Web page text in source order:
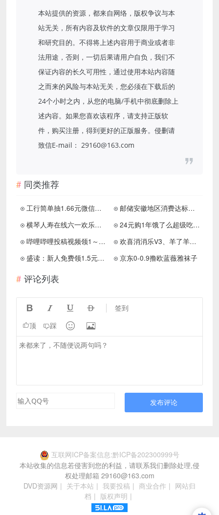
本站提供的资源，都来自网络，版权争议与本
站无关，所有内容及软件的文章仅限用于学习
和研究目的。不得将上述内容用于商业或者非
法用途，否则，一切后果请用户自负，我们不
保证内容的长久可用性，通过使用本站内容随
之而来的风险与本站无关，您必须在下载后的
24个小时之内，从您的电脑/手机中彻底删除上
述内容。如果您喜欢该程序，请支持正版软
件，购买注册，得到更好的正版服务。侵删请
致信E-mail： 29160@163.com
同类推荐
工行简单抽1.66元微信立减金
邮储安徽地区消费达标抽红包
横琴人寿在线六一欢乐童行抽微信红包 实物
24元购1年饿了么超级吃货卡会员 每月4张5元红包
哔哩哔哩投稿视频领1～8元红包
欢喜消消乐V3、羊了羊福利版，简单拿0.4以上
盛读：新人免费领1.5元以上！
京东0-0.9撸欧蓝薇雅袜子
评论列表
    签到
顶 踩  
发布评论
互联网ICP备案信息:黔ICP备202300999号
本站收集的信息若侵害到您的利益，请联系我们删除处理,侵
权处理邮箱 29160@163.com
DVD资源网 | 关于本站 | 我要投稿 | 商业合作 | 网站归
档 | 版权声明 |